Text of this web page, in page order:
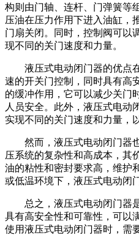
构则由门轴、连杆、门弹簧等
压油在压力作用下进入油缸，
门扇关闭。同时，控制阀可以
现不同的关门速度和力量。
液压式电动闭门器的优点
速的开关门控制，同时具有高
的缓冲作用，它可以减少关门
人员安全。此外，液压式电动
实现不同的关门速度和力量，
然而，液压式电动闭门器
压系统的复杂性和高成本，其
油的粘性和密封要求高，维护
或低温环境下，液压式电动闭
总之，液压式电动闭门器
具有高安全性和可靠性，可以
使用液压式电动闭门器时，需